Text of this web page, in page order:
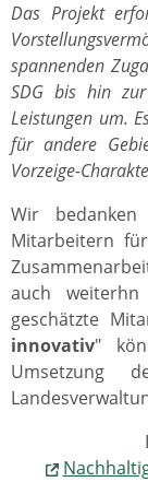
Das Projekt
spannenden
SDG bis hin
Leistungen um.
für andere
Vorzeige-
Wir
Mitarbeitern
auch
geschätzte
innovativ"
Umsetzung